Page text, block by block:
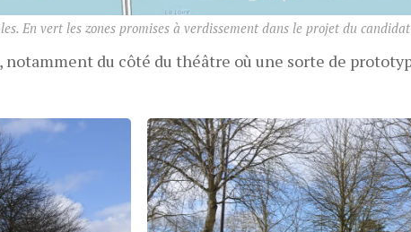
En vert les zones promises à verdissement dans le projet du
du côté du théâtre où une sorte de